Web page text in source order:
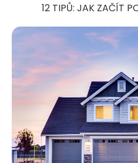
12 TIPŮ: JAK ZAČÍT